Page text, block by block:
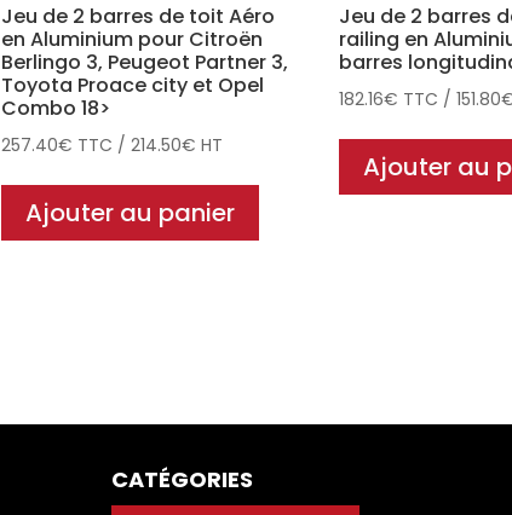
Jeu de 2 barres de toit Aéro
en Aluminium pour Citroën
Berlingo 3, Peugeot Partner 3,
Toyota Proace city et Opel
Combo 18>
257.40€ TTC /214.50€ HT
Ajouter au panier
Jeu de 2 barres
railing en
barres
182.16€ TTC /151.80
Ajouter au
CATÉGORIES